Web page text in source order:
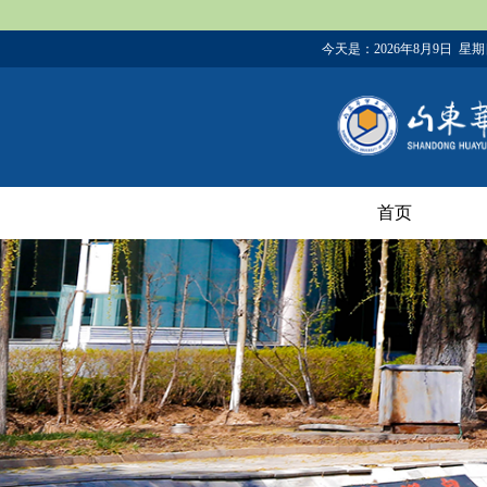
今天是： 2026年8月9日 星
首页